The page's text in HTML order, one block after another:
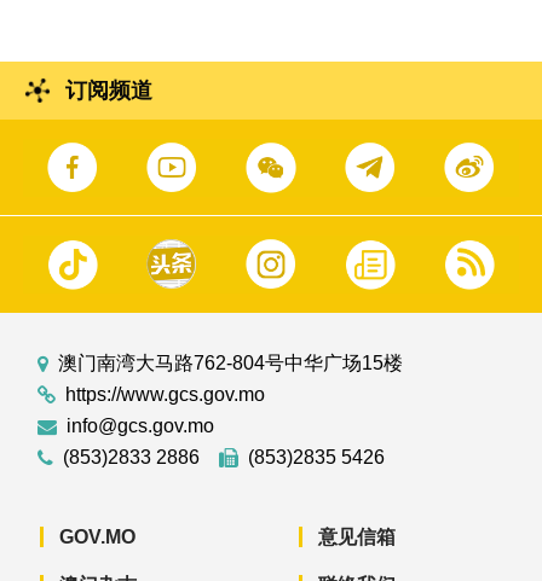
订阅频道
澳门南湾大马路762-804号中华广场15楼
https://www.gcs.gov.mo
info@gcs.gov.mo
(853)2833 2886
(853)2835 5426
GOV.MO 意见信箱